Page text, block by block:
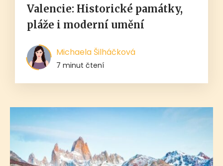
Valencie: Historické památky,
pláže i moderní umění
Michaela Šilháčková
7 minut čtení